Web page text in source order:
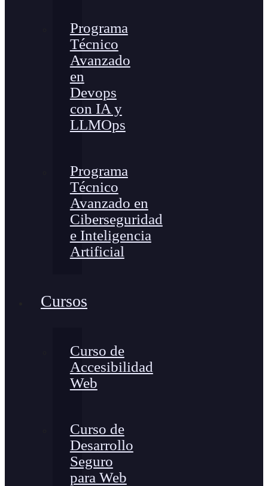
Programa
Técnico
Avanzado
en
Devops
con IA y
LLMOps
Programa
Técnico
Avanzado en
Ciberseguridad
e Inteligencia
Artificial
Cursos
Curso de
Accesibilidad
Web
Curso de
Desarrollo
Seguro
para Web